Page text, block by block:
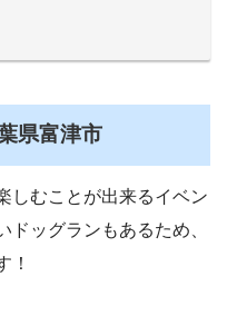
県富津市
しむことが出来るイベン
ドッグランもあるため、
！